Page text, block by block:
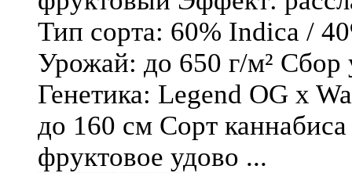
Тип сорта: 60% Indica /
Урожай: до 650 г/м² Сбор
Генетика: Legend OG x
до 160 см Сорт
фруктовое удово ...